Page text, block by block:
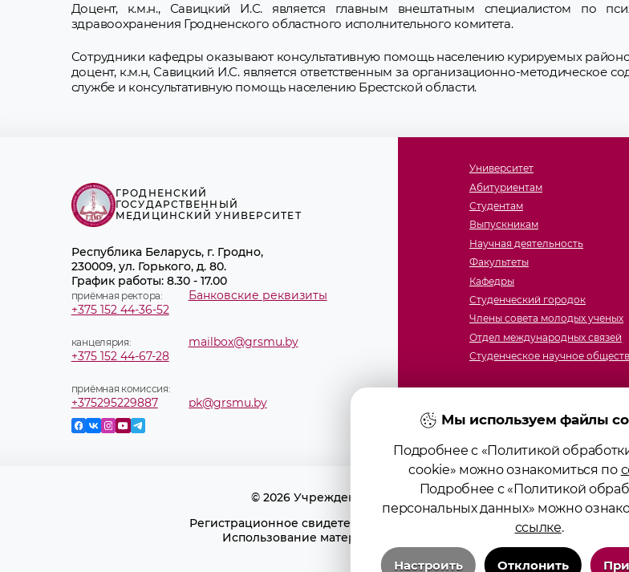
Доцент, к.м.н., Савицкий И.С. является главным внештатным специалистом по
здравоохранения Гродненского областного исполнительного комитета.
Сотрудники кафедры оказывают консультативную помощь населению курируемых
доцент, к.м.н, Савицкий И.С. является ответственным за организационно-методическое
службе и консультативную помощь населению Брестской области.
ГРОДНЕНСКИЙ
ГОСУДАРСТВЕННЫЙ
МЕДИЦИНСКИЙ УНИВЕРСИТЕТ
Республика Беларусь, г. Гродно,
230009, ул. Горького, д. 80.
График работы: 8.30 - 17.00
приёмная ректора:
+375 152 44-36-52
Банковские реквизиты
канцелярия:
+375 152 44-67-28
mailbox@grsmu.by
приёмная комиссия:
+375295229887 pk@grsmu.by
Университет
Абитуриентам
Студентам
Выпускникам
Научная деятельность
Факультеты
Кафедры
Студенческий городок
Члены совета молодых ученых
Отдел международных связей
Студенческое научное
© 2026 Учреждение образования «Гродненский
Регистрационное свидетельство № 4141710567 от 04.01.2017
Использование материалов сайта возможно при условии
Положение о защите
Политика в отношении обработки
Мы используем файлы
Подробнее с «Политикой
cookie» можно ознакомиться по
Подробнее с «Политикой
персональных данных» можно
ссылке.
Настроить Отклонить